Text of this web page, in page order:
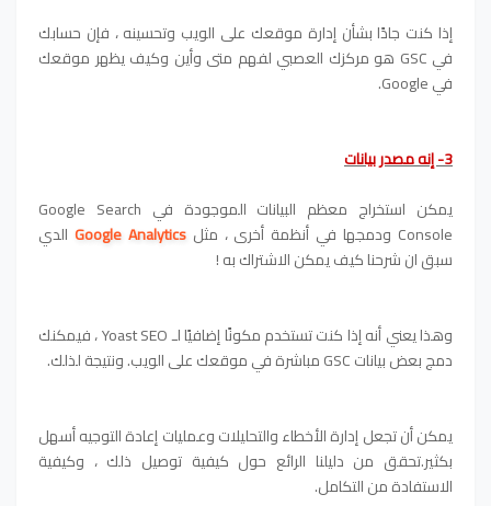
إذا كنت جادًا بشأن إدارة موقعك على الويب وتحسينه ، فإن حسابك
في GSC هو مركزك العصبي لفهم متى وأين وكيف يظهر موقعك
في Google.
3- إنه مصدر بيانات
يمكن استخراج معظم البيانات الموجودة في Google Search
Console ودمجها في أنظمة أخرى ، مثل
Google Analytics الدي
سبق ان شرحنا كيف يمكن الاشتراك به !
وهذا يعني أنه إذا كنت تستخدم مكونًا إضافيًا لـ Yoast SEO ، فيمكنك
دمج بعض بيانات GSC مباشرة في موقعك على الويب. ونتيجة لذلك.
يمكن أن تجعل إدارة الأخطاء والتحليلات وعمليات إعادة التوجيه أسهل
بكثير.تحقق من دليلنا الرائع حول كيفية توصيل ذلك ، وكيفية
الاستفادة من التكامل.